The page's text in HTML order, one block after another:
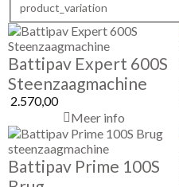
product_variation
Battipav Expert 600S
Steenzaagmachine
2.570,00
Meer info
Battipav Prime 100S